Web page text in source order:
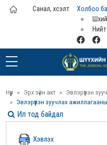
Үндсэн агуулга руу шилжих
Санал, хүсэлт
Холбоо
Нийт
Нүүр Эрх зүйн акт
Эвлэрүүлэн
Эвлэрүүлэн зуучлах
Хэвлэх
Ил тод байдал